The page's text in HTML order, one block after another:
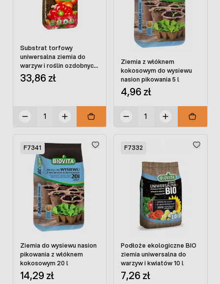
Substrat torfowy
uniwersalna ziemia do
warzyw i roślin ozdobnych
50 L
33,86 zł
Ziemia z włóknem
kokosowym do wysiewu
nasion pikowania 5 l
4,96 zł
F7341
Ziemia do wysiewu nasion
pikowania z włóknem
kokosowym 20 l
14,29 zł
F7332
Podłoże ekologiczne BIO
ziemia uniwersalna do
warzyw i kwiatów 10 l
7,26 zł